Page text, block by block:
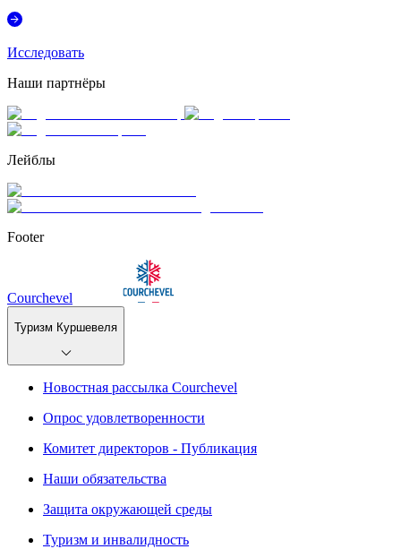
Исследовать
Наши партнёры
Лейблы
Footer
Courchevel
Туризм Куршевеля
Новостная рассылка Courchevel
Опрос удовлетворенности
Комитет директоров - Публикация
Наши обязательства
Защита окружающей среды
Туризм и инвалидность